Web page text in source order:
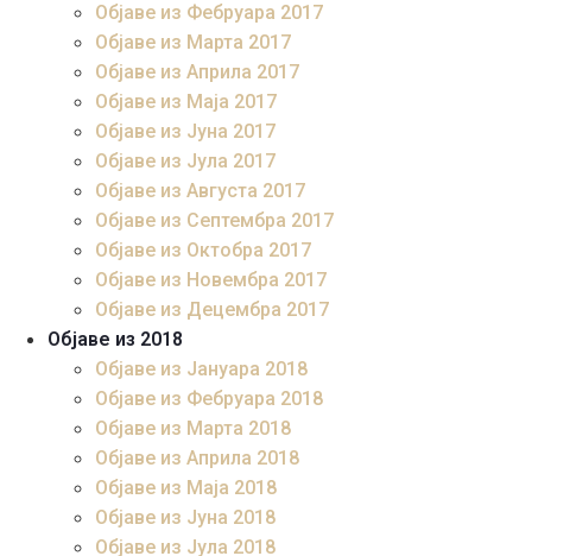
Објаве из Фебруара 2017
Објаве из Марта 2017
Објаве из Априла 2017
Објаве из Маја 2017
Објаве из Јуна 2017
Објаве из Јула 2017
Објаве из Августа 2017
Објаве из Септембра 2017
Објаве из Октобра 2017
Објаве из Новембра 2017
Објаве из Децембра 2017
Објаве из 2018
Објаве из Јануара 2018
Објаве из Фебруара 2018
Објаве из Марта 2018
Објаве из Априла 2018
Објаве из Маја 2018
Објаве из Јуна 2018
Објаве из Јула 2018